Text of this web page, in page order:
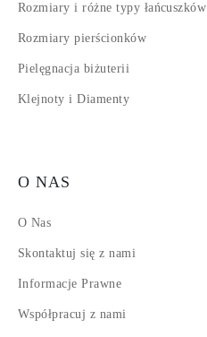
Rozmiary i różne typy łańcuszków
Rozmiary pierścionków
Pielęgnacja biżuterii
Klejnoty i Diamenty
O NAS
O Nas
Skontaktuj się z nami
Informacje Prawne
Współpracuj z nami